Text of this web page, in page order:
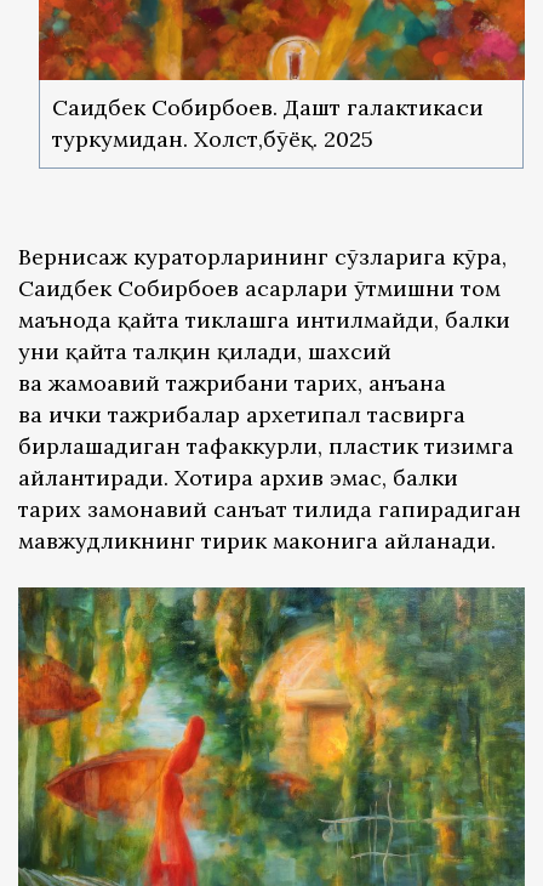
Саидбек Собирбоев. Дашт галактикаси
туркумидан. Холст,бўёқ. 2025
Вернисаж кураторларининг сўзларига кўра,
Саидбек Собирбоев асарлари ўтмишни том
маънода қайта тиклашга интилмайди, балки
уни қайта талқин қилади, шахсий
ва жамоавий тажрибани тарих, анъана
ва ички тажрибалар архетипал тасвирга
бирлашадиган тафаккурли, пластик тизимга
айлантиради. Хотира архив эмас, балки
тарих замонавий санъат тилида гапирадиган
мавжудликнинг тирик маконига айланади.